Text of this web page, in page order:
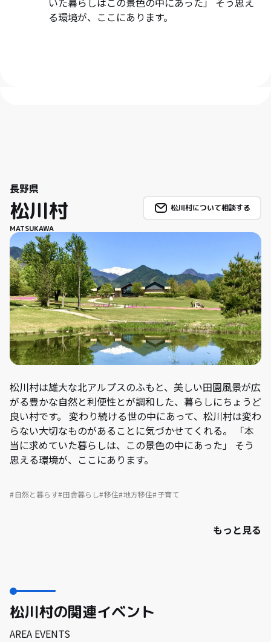
る環境が、ここにあります。
長野県
松川村
MATSUKAWA
松川村について相談する
松川村は雄大な北アルプスのふもと、美しい田園風景が広
がる豊かな自然と利便性とが調和した、暮らしにちょうど
良い村です。 変わり続ける世の中にあって、松川村は変わ
らない大切なものがあることに気づかせてくれる。 「本
当に求めていた暮らしは、この景色の中にあった」 そう
思える環境が、ここにあります。
自然と暮らす 田舎暮らし 移住 地方移住 子育て
もっと見る
松川村の関連イベント
AREA EVENTS